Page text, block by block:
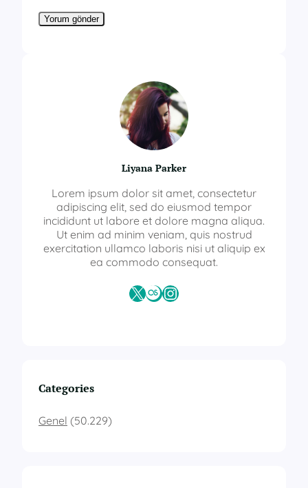
Liyana Parker
Lorem ipsum dolor sit amet, consectetur
adipiscing elit, sed do eiusmod tempor
incididunt ut labore et dolore magna aliqua.
Ut enim ad minim veniam, quis nostrud
exercitation ullamco laboris nisi ut aliquip ex
ea commodo consequat.
X Last.fmInstagram
Categories
Genel (50.229)